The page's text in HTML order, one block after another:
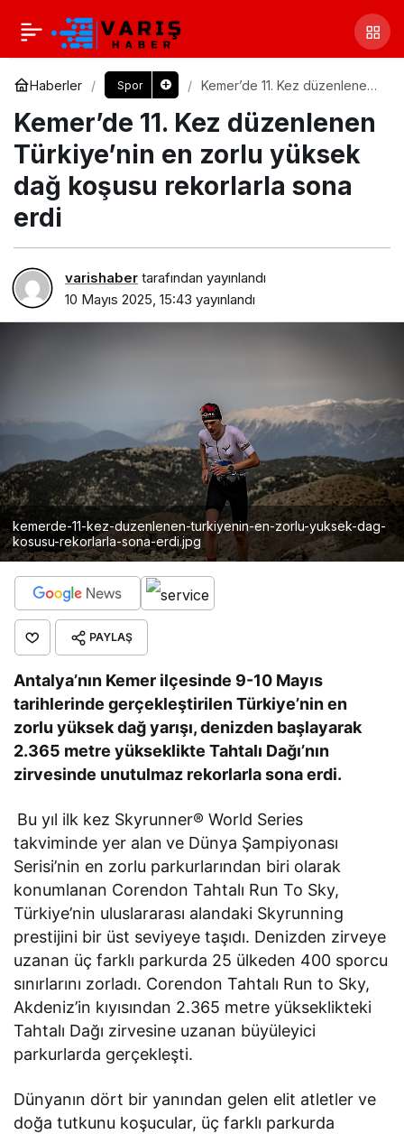
Haberler Spor
Kemer’de 11. Kez düzenlenen
dağ koşusu rekorlarla sona
erdi
Kemer’de 11. Kez düzenlenen
Türkiye’nin en zorlu yüksek
dağ koşusu rekorlarla sona
erdi
varishaber tarafından yayınlandı
10 Mayıs 2025, 15:43 yayınlandı
kemerde-11-kez-duzenlenen-turkiyenin-en-zorlu-yuksek-dag-
kosusu-rekorlarla-sona-erdi.jpg
PAYLAŞ
Antalya’nın Kemer ilçesinde 9-10 Mayıs
tarihlerinde gerçekleştirilen Türkiye’nin en
zorlu yüksek dağ yarışı, denizden başlayarak
2.365 metre yükseklikte Tahtalı Dağı’nın
zirvesinde unutulmaz rekorlarla sona erdi.
Bu yıl ilk kez Skyrunner® World Series
takviminde yer alan ve Dünya Şampiyonası
Serisi’nin en zorlu parkurlarından biri olarak
konumlanan Corendon Tahtalı Run To Sky,
Türkiye’nin uluslararası alandaki Skyrunning
prestijini bir üst seviyeye taşıdı. Denizden zirveye
uzanan üç farklı parkurda 25 ülkeden 400 sporcu
sınırlarını zorladı. Corendon Tahtalı Run to Sky,
Akdeniz’in kıyısından 2.365 metre yükseklikteki
Tahtalı Dağı zirvesine uzanan büyüleyici
parkurlarda gerçekleşti.
Dünyanın dört bir yanından gelen elit atletler ve
doğa tutkunu koşucular, üç farklı parkurda